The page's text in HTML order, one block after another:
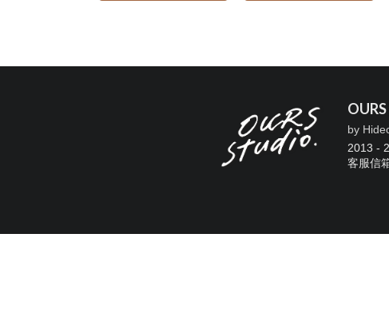
by
2013 -
客服信